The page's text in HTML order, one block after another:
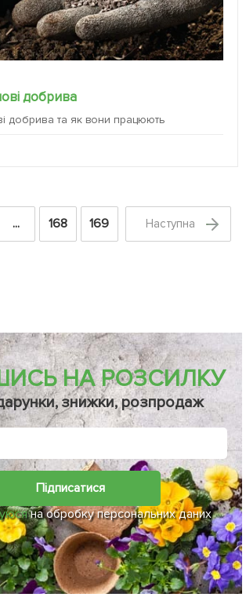
добрива
добрива та як вони працюють
... 168 169 Наступна
НА РОЗСИЛКУ
знижки, розпродаж
Підписатися
на обробку персональних даних